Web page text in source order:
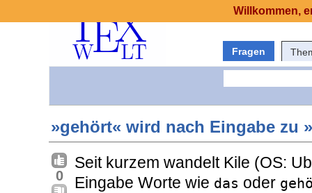
Fragen
»gehört« wird nach Eingabe zu
0
Seit kurzem wandelt Kile (OS:
Eingabe Worte wie das oder
Willkommen,